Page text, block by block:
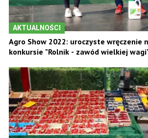
AKTUALNOŚCI
Agro Show 2022: uroczyste wręczenie
konkursie "Rolnik - zawód wielkiej